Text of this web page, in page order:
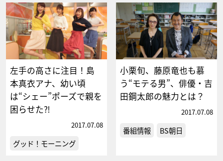
左手の高さに注目！島
本真衣アナ、幼い頃
は“シェー”ポーズで親を
困らせた⁈
2017.07.08
グッド！モーニング
小栗旬、藤原竜也も慕
う“モテる男”、俳優・吉
田鋼太郎の魅力とは？
2017.07.08
番組情報 BS朝日